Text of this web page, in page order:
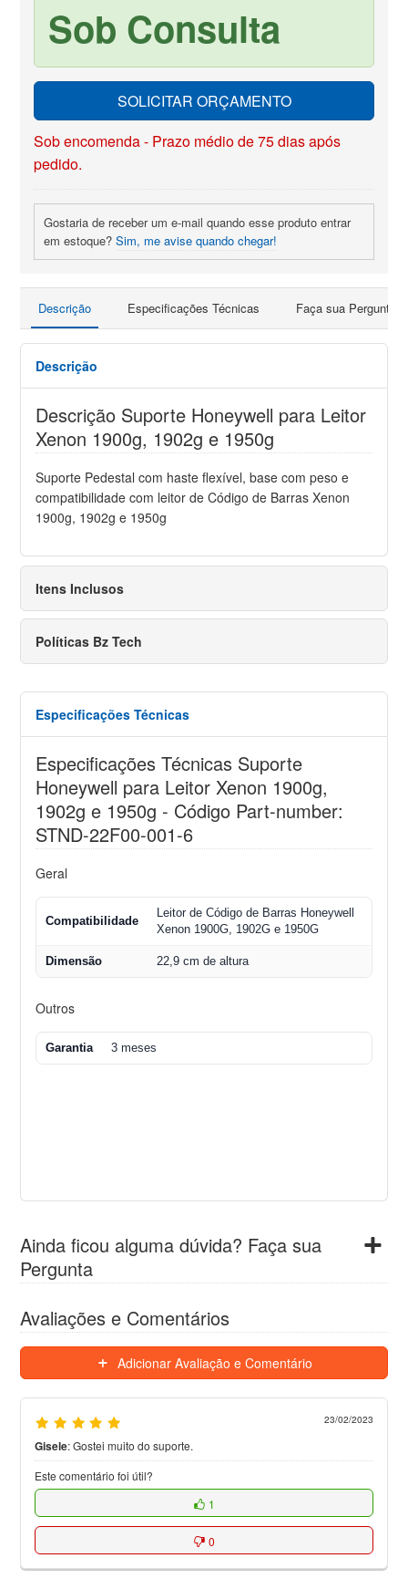
Sob Consulta
SOLICITAR ORÇAMENTO
Sob encomenda - Prazo médio de 75 dias após
pedido.
Gostaria de receber um e-mail quando esse produto entrar
em estoque?Sim, me avise quando chegar!
Descrição Especificações Técnicas Faça sua Pergunta
Descrição
Descrição Suporte Honeywell para Leitor
Xenon 1900g, 1902g e 1950g
Suporte Pedestal com haste flexível, base com peso e
compatibilidade com leitor de Código de Barras Xenon
1900g, 1902g e 1950g
Itens Inclusos
Políticas Bz Tech
Especificações Técnicas
Especificações Técnicas Suporte
Honeywell para Leitor Xenon 1900g,
1902g e 1950g - Código Part-number:
STND-22F00-001-6
Geral
Compatibilidade
Leitor de Código de Barras Honeywell
Xenon 1900G, 1902G e 1950G
Dimensão 22,9 cm de altura
Outros
Garantia 3 meses
Ainda ficou alguma dúvida? Faça sua
Pergunta
Avaliações e Comentários
Adicionar Avaliação e Comentário
23/02/2023
Gisele:Gostei muito do suporte.
Este comentário foi útil?
1
0